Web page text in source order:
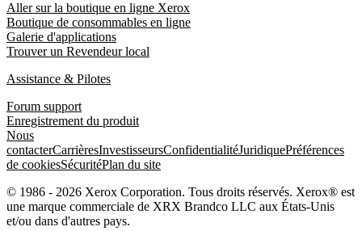
Aller sur la boutique en ligne Xerox
Boutique de consommables en ligne
Galerie d'applications
Trouver un Revendeur local
Assistance & Pilotes
Forum support
Enregistrement du produit
Nous
contacterCarrièresInvestisseursConfidentialitéJuridiquePréférences
de cookiesSécuritéPlan du site
© 1986 - 2026 Xerox Corporation. Tous droits réservés. Xerox® est
une marque commerciale de XRX Brandco LLC aux États-Unis
et/ou dans d'autres pays.